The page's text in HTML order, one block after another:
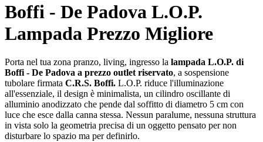
Boffi - De Padova L.O.P.
Lampada Prezzo Migliore
Porta nel tua zona pranzo, living, ingresso la lampada L.O.P. di
Boffi - De Padova a prezzo outlet riservato, a sospensione
tubolare firmata C.R.S. Boffi. L.O.P. riduce l'illuminazione
all'essenziale, il design è minimalista, un cilindro oscillante di
alluminio anodizzato che pende dal soffitto di diametro 5 cm con
luce che esce dalla canna stessa. Nessun paralume, nessuna struttura
in vista solo la geometria precisa di un oggetto pensato per non
disturbare lo spazio ma per definirlo.